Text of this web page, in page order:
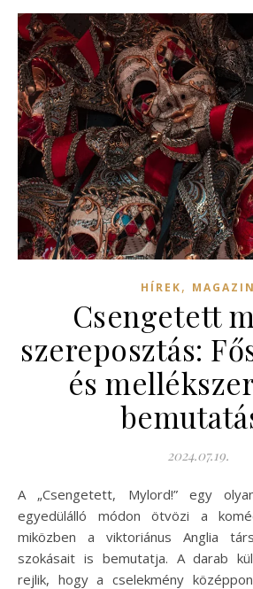
HÍREK, MAGAZIN
Csengetett
szereposztás:
és
2024.07.19.
A „Csengetett, Mylord!” egy olyan színdarab, amely
egyedülálló módon ötvözi a
miközben a viktoriánus Anglia
szokásait is bemutatja. A darab
rejlik, hogy a cselekmény